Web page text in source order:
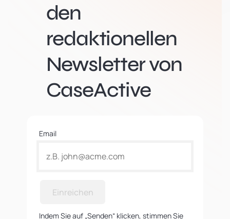
den
redaktionellen
Newsletter von
CaseActive
Email
Einreichen
Indem Sie auf „Senden“ klicken, stimmen Sie